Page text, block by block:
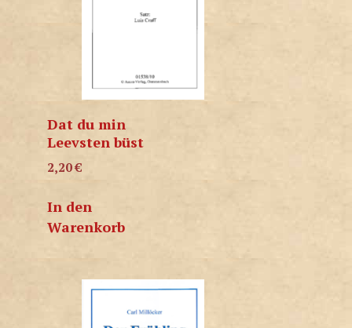
Dat du min
Leevsten büst
2,20€
In den
Warenkorb